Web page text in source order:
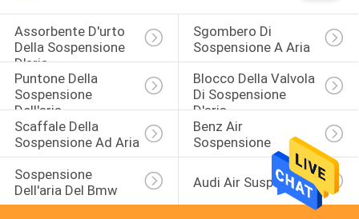
Assorbente D'urto
Della Sospensione
D'aria
Sgombero Di
Sospensione A Aria
Puntone Della
Sospensione
Dell'aria
Blocco Della Valvola
Di Sospensione
D'aria
Scaffale Della
Sospensione Ad Aria
Benz Air
Sospensione
Sospensione
Dell'aria Del Bmw
Audi Air Suspension